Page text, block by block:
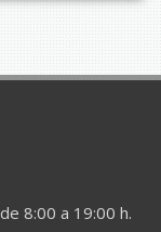
8:00 a 19:00 h.